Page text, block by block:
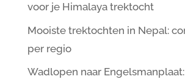
voor je Himalaya trektocht
Mooiste trektochten in Nepal:
per regio
Wadlopen naar